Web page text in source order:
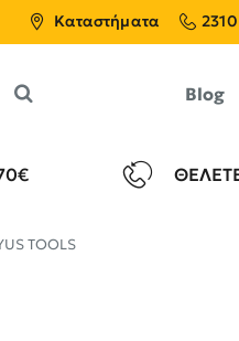
Καταστήματα
Blog
TOOLS